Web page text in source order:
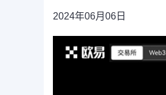
2024年06月06日